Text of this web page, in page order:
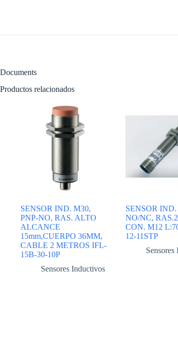
Documents
Productos relacionados
SENSOR IND. M30,
PNP-NO, RAS. ALTO
ALCANCE
15mm,CUERPO 36MM,
CABLE 2 METROS IFL-
15B-30-10P
Sensores Inductivos
SENSOR IND.
NO/NC,
CON. M12
12-11STP